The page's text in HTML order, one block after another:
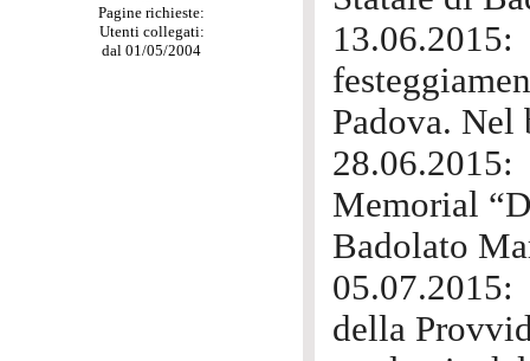
Pagine richieste:
Utenti collegati:
dal 01/05/2004
Padova.
Memorial
Badolato
della